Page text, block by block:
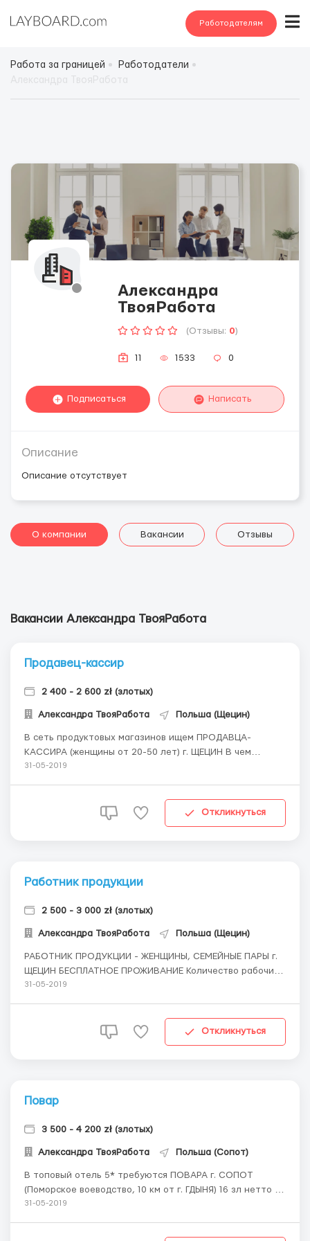
Работодателям
Работа за границей
Работодатели
Александра
ТвояРабота
(Отзывы: 0)
11 1533 0
Подписаться Написать
Описание
Описание отсутствует
О компании Вакансии Отзывы
Вакансии Александра ТвояРабота
Продавец-кассир
2 400 - 2 600 zł (злотых)
Александра ТвояРабота Польша (Щецин)
В сеть продуктовых магазинов ищем ПРОДАВЦА-
КАССИРА (женщины от 20-50 лет) г. ЩЕЦИН В чем
заключается работа: консультировать покупателей по
ежедневно делать выверку сумм по чекам с
31-05-2019
Откликнуться
Работник продукции
2 500 - 3 000 zł (злотых)
Александра ТвояРабота Польша (Щецин)
РАБОТНИК ПРОДУКЦИИ - ЖЕНЩИНЫ, СЕМЕЙНЫЕ ПАРЫ г.
ЩЕЦИН БЕСПЛАТНОЕ ПРОЖИВАНИЕ Количество рабочих
часов - НЕОГРАНИЧЕНО Место работы - производство,
14, 14-22, 22-6 с пн-суб. Много дополнительн...
31-05-2019
Откликнуться
Повар
3 500 - 4 200 zł (злотых)
Александра ТвояРабота Польша (Сопот)
В топовый отель 5* требуются ПОВАРА г. СОПОТ
(Поморское воеводство, 10 км от г. ГДЫНЯ) 16 зл нетто в
час Обязанности: - приготовление блюд европейской и
31-05-2019